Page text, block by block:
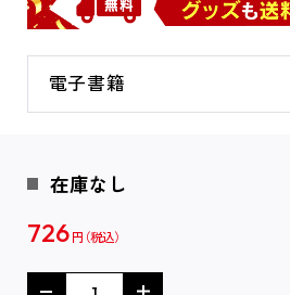
電子書籍
在庫なし
726 円